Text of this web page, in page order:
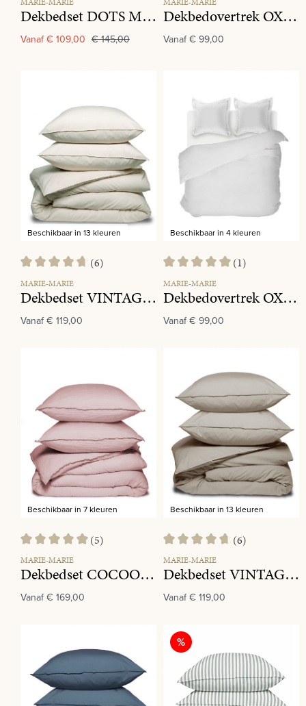
Dekbedset DOTS Mint
Vanaf€ 109,00 € 145,00
Dekbedovertrek OXFORD White
Vanaf€ 99,00
Beschikbaar in 13 kleuren
Gemiddelde waardering van 4.8 van 5 sterren
(6)
MARIE-MARIE
Dekbedset VINTAGE COTTON Oatmeal
Vanaf€ 119,00
Beschikbaar in 4 kleuren
Gemiddelde waardering van 5
(1)
MARIE-MARIE
Dekbedovertrek OXFORD Linen
Vanaf€ 99,00
Beschikbaar in 7 kleuren
Gemiddelde waardering van 5 van 5 sterren
(5)
MARIE-MARIE
Dekbedset COCOON Primrose
Vanaf€ 169,00
Beschikbaar in 13 kleuren
Gemiddelde waardering van
(6)
MARIE-MARIE
Dekbedset VINTAGE COTTON Granola
Vanaf€ 119,00
Korting
%